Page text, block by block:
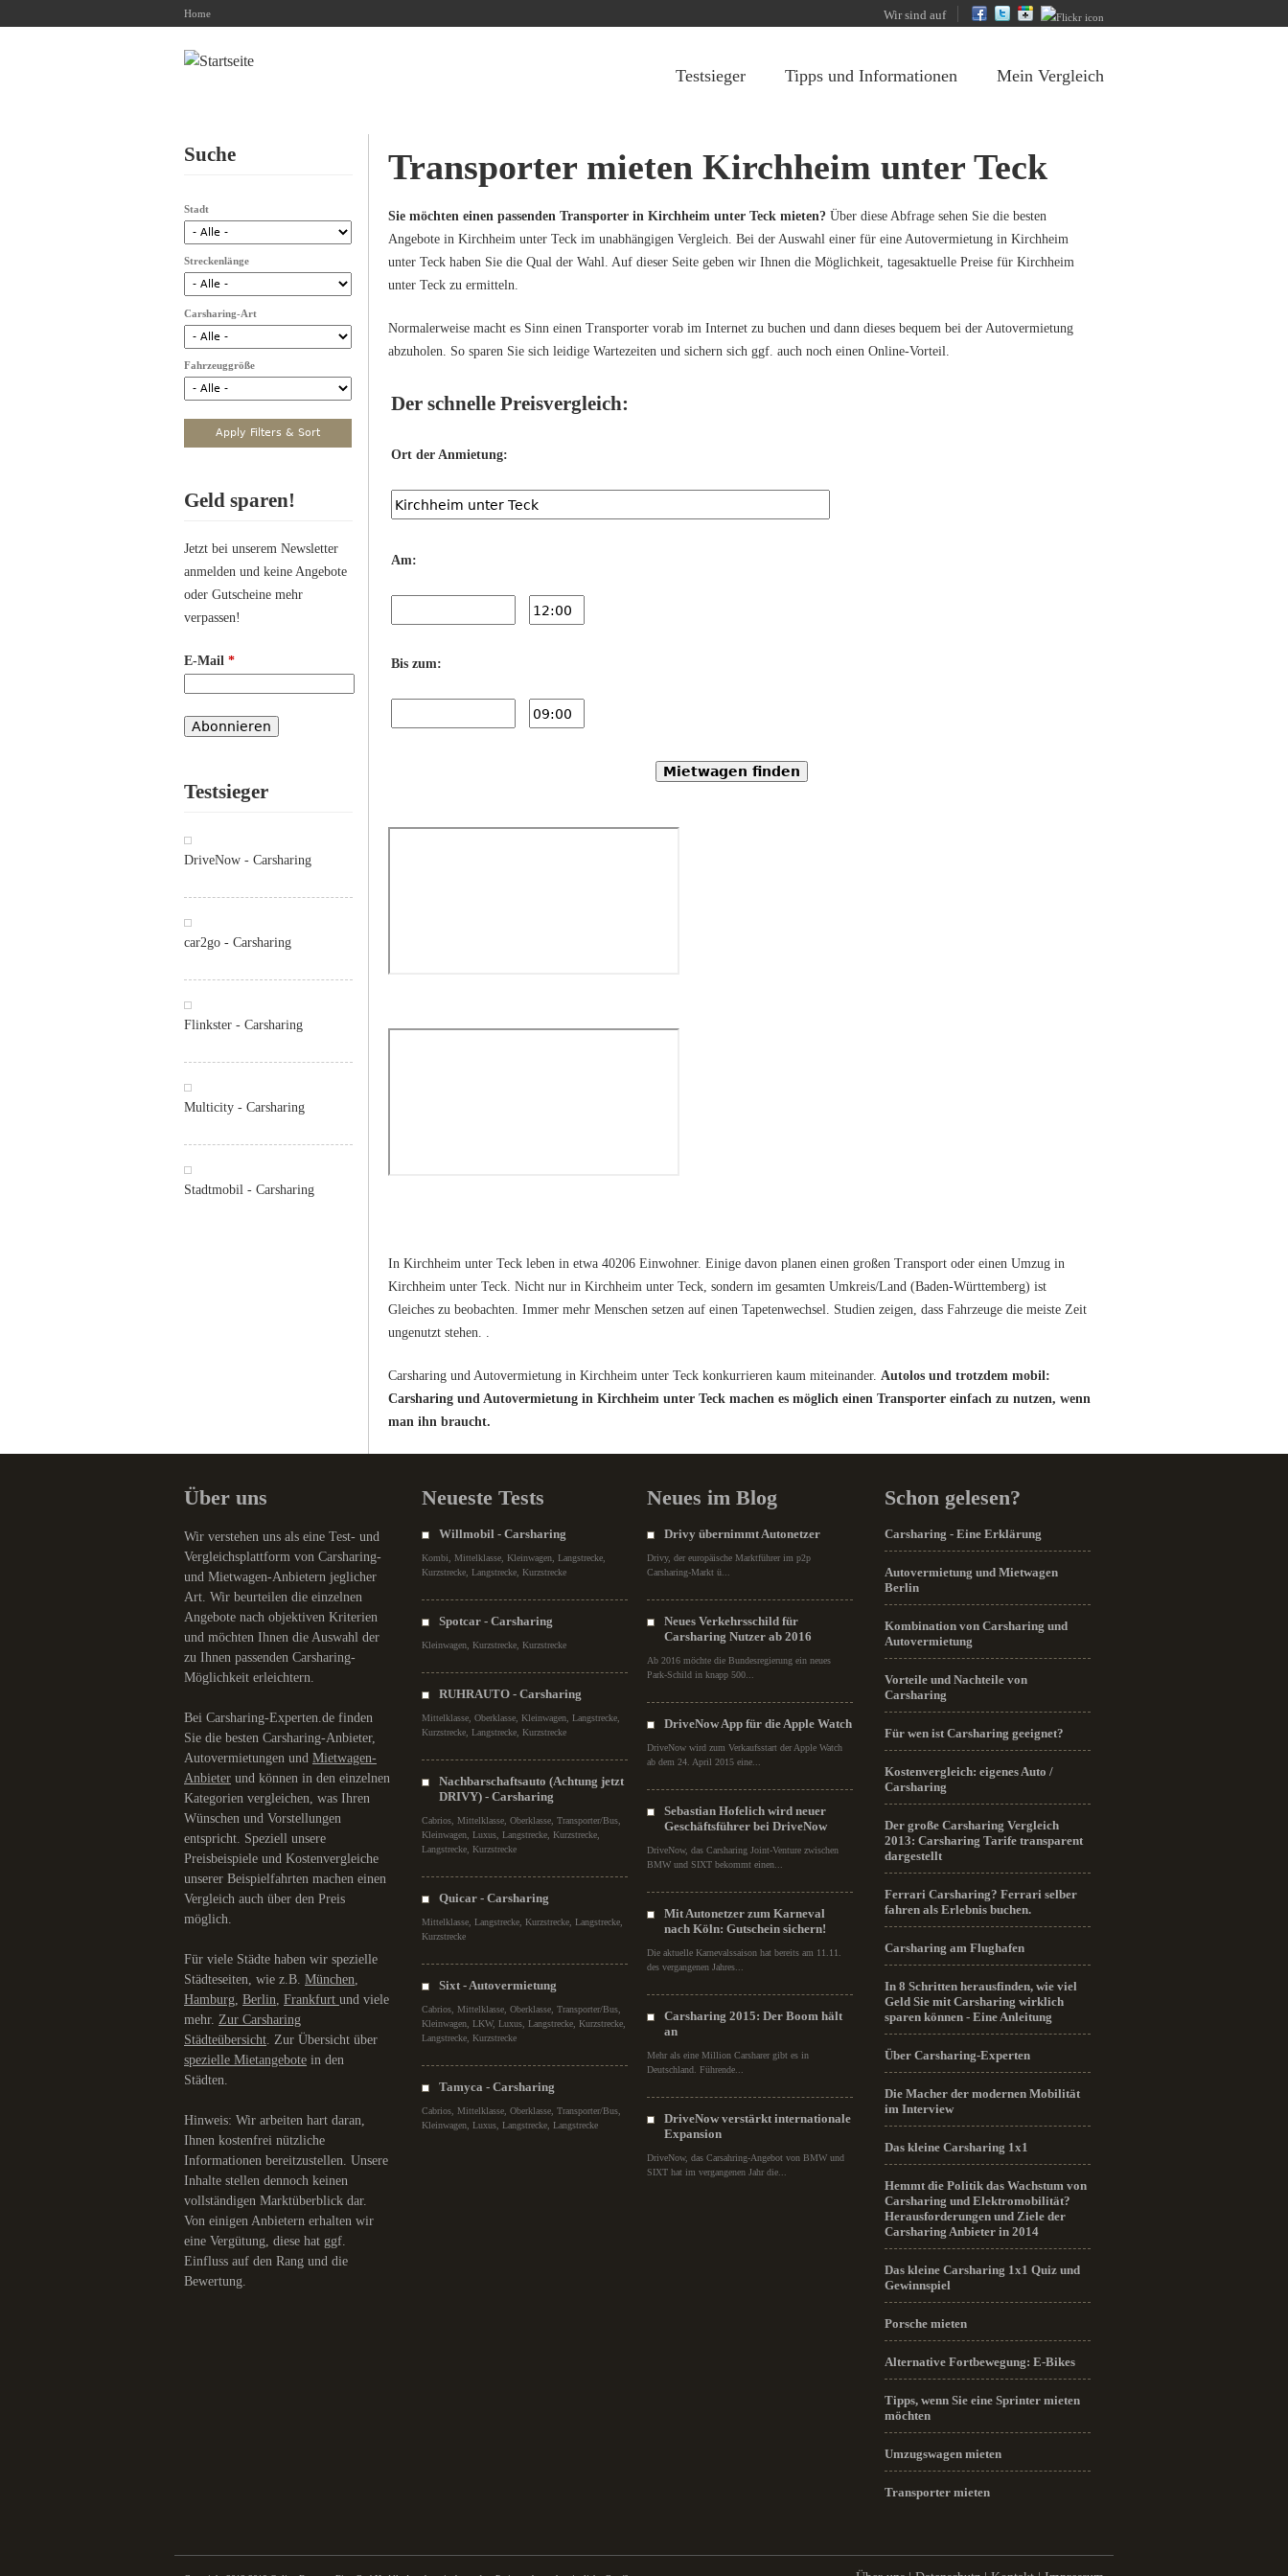
Home Wir sind auf
Testsieger Tipps und Informationen Mein Vergleich
Transporter mieten Kirchheim unter Teck
Sie möchten einen passenden Transporter in Kirchheim unter Teck mieten? Über diese Abfrage sehen Sie die besten
Angebote in Kirchheim unter Teck im unabhängigen Vergleich. Bei der Auswahl einer für eine Autovermietung in Kirchheim
unter Teck haben Sie die Qual der Wahl. Auf dieser Seite geben wir Ihnen die Möglichkeit, tagesaktuelle Preise für Kirchheim
unter Teck zu ermitteln.
Normalerweise macht es Sinn einen Transporter vorab im Internet zu buchen und dann dieses bequem bei der Autovermietung
abzuholen. So sparen Sie sich leidige Wartezeiten und sichern sich ggf. auch noch einen Online-Vorteil.
Der schnelle Preisvergleich:
Ort der Anmietung:
Am:
Bis zum:
Mietwagen finden
In Kirchheim unter Teck leben in etwa 40206 Einwohner. Einige davon planen einen großen Transport oder einen Umzug in
Kirchheim unter Teck. Nicht nur in Kirchheim unter Teck, sondern im gesamten Umkreis/Land (Baden-Württemberg) ist
Gleiches zu beobachten. Immer mehr Menschen setzen auf einen Tapetenwechsel. Studien zeigen, dass Fahrzeuge die meiste Zeit
ungenutzt stehen. .
Carsharing und Autovermietung in Kirchheim unter Teck konkurrieren kaum miteinander. Autolos und trotzdem mobil:
Carsharing und Autovermietung in Kirchheim unter Teck machen es möglich einen Transporter einfach zu nutzen, wenn
man ihn braucht.
Suche
Stadt
Streckenlänge
Carsharing-Art
Fahrzeuggröße
Geld sparen!
Jetzt bei unserem Newsletter
anmelden und keine Angebote
oder Gutscheine mehr
verpassen!
E-Mail *
Testsieger
DriveNow - Carsharing
car2go - Carsharing
Flinkster - Carsharing
Multicity - Carsharing
Stadtmobil - Carsharing
Über uns
Wir verstehen uns als eine Test- und
Vergleichsplattform von Carsharing-
und Mietwagen-Anbietern jeglicher
Art. Wir beurteilen die einzelnen
Angebote nach objektiven Kriterien
und möchten Ihnen die Auswahl der
zu Ihnen passenden Carsharing-
Möglichkeit erleichtern.
Bei Carsharing-Experten.de finden
Sie die besten Carsharing-Anbieter,
Autovermietungen und Mietwagen-
Anbieter und können in den einzelnen
Kategorien vergleichen, was Ihren
Wünschen und Vorstellungen
entspricht. Speziell unsere
Preisbeispiele und Kostenvergleiche
unserer Beispielfahrten machen einen
Vergleich auch über den Preis
möglich.
Für viele Städte haben wir spezielle
Städteseiten, wie z.B. München,
Hamburg, Berlin, Frankfurt und viele
mehr. Zur Carsharing
Städteübersicht. Zur Übersicht über
spezielle Mietangebote in den
Städten.
Hinweis: Wir arbeiten hart daran,
Ihnen kostenfrei nützliche
Informationen bereitzustellen. Unsere
Inhalte stellen dennoch keinen
vollständigen Marktüberblick dar.
Von einigen Anbietern erhalten wir
eine Vergütung, diese hat ggf.
Einfluss auf den Rang und die
Bewertung.
Neueste Tests
Willmobil - Carsharing
Kombi, Mittelklasse, Kleinwagen, Langstrecke,
Kurzstrecke, Langstrecke, Kurzstrecke
Spotcar - Carsharing
Kleinwagen, Kurzstrecke, Kurzstrecke
RUHRAUTO - Carsharing
Mittelklasse, Oberklasse, Kleinwagen, Langstrecke,
Kurzstrecke, Langstrecke, Kurzstrecke
Nachbarschaftsauto (Achtung jetzt
DRIVY) - Carsharing
Cabrios, Mittelklasse, Oberklasse, Transporter/Bus,
Kleinwagen, Luxus, Langstrecke, Kurzstrecke,
Langstrecke, Kurzstrecke
Quicar - Carsharing
Mittelklasse, Langstrecke, Kurzstrecke, Langstrecke,
Kurzstrecke
Sixt - Autovermietung
Cabrios, Mittelklasse, Oberklasse, Transporter/Bus,
Kleinwagen, LKW, Luxus, Langstrecke, Kurzstrecke,
Langstrecke, Kurzstrecke
Tamyca - Carsharing
Cabrios, Mittelklasse, Oberklasse, Transporter/Bus,
Kleinwagen, Luxus, Langstrecke, Langstrecke
Neues im Blog
Drivy übernimmt Autonetzer
Drivy, der europäische Marktführer im p2p
Carsharing-Markt ü...
Neues Verkehrsschild für
Carsharing Nutzer ab 2016
Ab 2016 möchte die Bundesregierung ein neues
Park-Schild in knapp 500...
DriveNow App für die Apple Watch
DriveNow wird zum Verkaufsstart der Apple Watch
ab dem 24. April 2015 eine...
Sebastian Hofelich wird neuer
Geschäftsführer bei DriveNow
DriveNow, das Carsharing Joint-Venture zwischen
BMW und SIXT bekommt einen...
Mit Autonetzer zum Karneval
nach Köln: Gutschein sichern!
Die aktuelle Karnevalssaison hat bereits am 11.11.
des vergangenen Jahres...
Carsharing 2015: Der Boom hält
an
Mehr als eine Million Carsharer gibt es in
Deutschland. Führende...
DriveNow verstärkt internationale
Expansion
DriveNow, das Carsahring-Angebot von BMW und
SIXT hat im vergangenen Jahr die...
Schon gelesen?
Carsharing - Eine Erklärung
Autovermietung und Mietwagen
Berlin
Kombination von Carsharing und
Autovermietung
Vorteile und Nachteile von
Carsharing
Für wen ist Carsharing geeignet?
Kostenvergleich: eigenes Auto /
Carsharing
Der große Carsharing Vergleich
2013: Carsharing Tarife transparent
dargestellt
Ferrari Carsharing? Ferrari selber
fahren als Erlebnis buchen.
Carsharing am Flughafen
In 8 Schritten herausfinden, wie viel
Geld Sie mit Carsharing wirklich
sparen können - Eine Anleitung
Über Carsharing-Experten
Die Macher der modernen Mobilität
im Interview
Das kleine Carsharing 1x1
Hemmt die Politik das Wachstum von
Carsharing und Elektromobilität?
Herausforderungen und Ziele der
Carsharing Anbieter in 2014
Das kleine Carsharing 1x1 Quiz und
Gewinnspiel
Porsche mieten
Alternative Fortbewegung: E-Bikes
Tipps, wenn Sie eine Sprinter mieten
möchten
Umzugswagen mieten
Transporter mieten